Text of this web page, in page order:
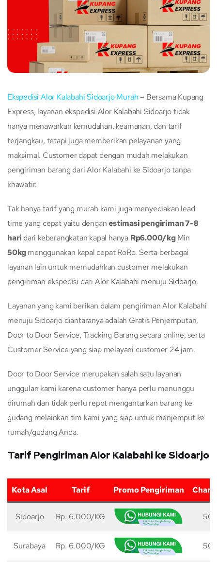
Ekspedisi Alor Kalabahi Sidoarjo Murah – Bersama Kupang
Express, layanan ekspedisi Alor Kalabahi Sidoarjo tidak
hanya menawarkan kemudahan, keamanan, dan tarif
terjangkau, tetapi juga memberikan pelayanan yang
maksimal. Customer dapat dengan mudah melakukan
pengiriman barang dari Alor Kalabahi ke Sidoarjo tanpa
khawatir.
Tak hanya tarif yang murah kami juga menyediakan lead
time yang cepat yaitu denganestimasi pengiriman 7-8
hari dari keberangkatan kapal hanya Rp6.000/kgMin
50kgmenggunakan kapal cepat RoRo. Serta berbagai
layanan lain untuk memudahkan customer melakukan
pengiriman ekspedisi dari Alor Kalabahi menuju Sidoarjo.
Layanan yang kami berikan dalam pengiriman Alor Kalabahi
menuju Sidoarjo diantaranya adalah Gratis Penjemputan,
Door to Door Service, Tracking Barang secara online, serta
Customer Service yang siap melayani customer 24 jam.
Door to Door Service merupakan salah satu layanan
unggulan kami karena customer hanya perlu menunggu
dirumah dan tidak perlu repot mengantarkan barang ke
gudang melainkan tim kami yang siap untuk menjemput ke
rumah/gudang Anda.
Tarif Pengiriman Alor Kalabahi ke Sidoarjo
Kota Asal Tarif Promo Pengiriman
Sidoarjo Rp. 6.000/KG 50
Surabaya Rp. 6.000/KG 50